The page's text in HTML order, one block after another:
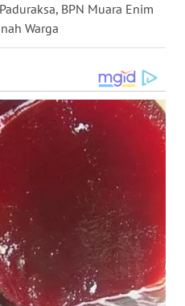
BPN Muara Enim
Warga